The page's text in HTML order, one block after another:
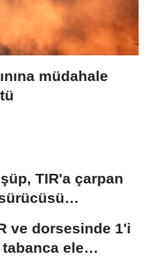
müdahale
TIR'a çarpan
ve dorsesinde 1'i
ele